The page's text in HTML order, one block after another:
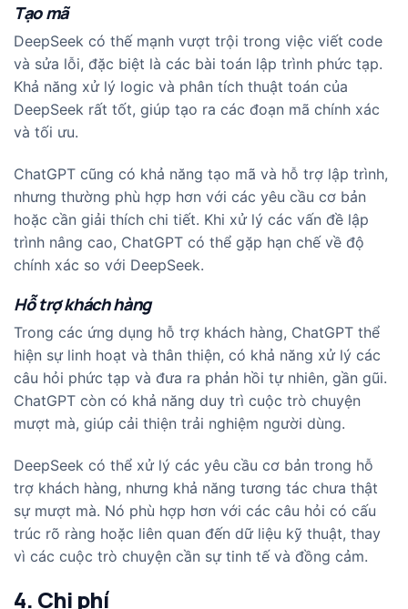
Tạo mã
DeepSeek có thế mạnh vượt trội trong việc viết code
và sửa lỗi, đặc biệt là các bài toán lập trình phức tạp.
Khả năng xử lý logic và phân tích thuật toán của
DeepSeek rất tốt, giúp tạo ra các đoạn mã chính xác
và tối ưu.
ChatGPT cũng có khả năng tạo mã và hỗ trợ lập trình,
nhưng thường phù hợp hơn với các yêu cầu cơ bản
hoặc cần giải thích chi tiết. Khi xử lý các vấn đề lập
trình nâng cao, ChatGPT có thể gặp hạn chế về độ
chính xác so với DeepSeek.
Hỗ trợ khách hàng
Trong các ứng dụng hỗ trợ khách hàng, ChatGPT thể
hiện sự linh hoạt và thân thiện, có khả năng xử lý các
câu hỏi phức tạp và đưa ra phản hồi tự nhiên, gần gũi.
ChatGPT còn có khả năng duy trì cuộc trò chuyện
mượt mà, giúp cải thiện trải nghiệm người dùng.
DeepSeek có thể xử lý các yêu cầu cơ bản trong hỗ
trợ khách hàng, nhưng khả năng tương tác chưa thật
sự mượt mà. Nó phù hợp hơn với các câu hỏi có cấu
trúc rõ ràng hoặc liên quan đến dữ liệu kỹ thuật, thay
vì các cuộc trò chuyện cần sự tinh tế và đồng cảm.
4. Chi phí